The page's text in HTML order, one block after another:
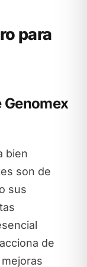
para
Genomex
bien
son de
sus
de